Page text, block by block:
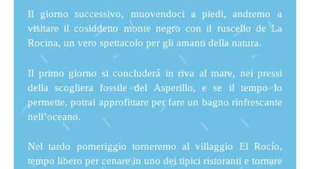
Il giorno successivo, muovendoci a piedi, andremo a
visitare il cosiddetto monte negro con il ruscello de La
Rocina, un vero spettacolo per gli amanti della natura.
Il primo giorno si concluderá in riva al mare, nei pressi
della scogliera fossile del Asperillo, e se il tempo lo
permette, potrai approfittare per fare un bagno rinfrescante
nell’oceano.
Nel tardo pomeriggio torneremo al villaggio El Rocío,
tempo libero per cenare in uno dei tipici ristoranti e tornare